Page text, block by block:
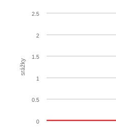
srážky
0
0.5
1
1.5
2
2.5